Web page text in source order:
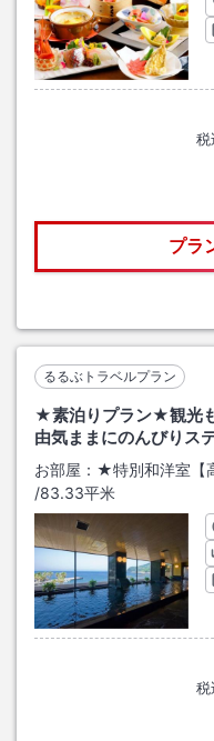
税
プラ
るるぶトラベルプラン
★素泊りプラン★観光
由気ままにのんびりス
お部屋： ★特別和洋室【
/83.33平米
税